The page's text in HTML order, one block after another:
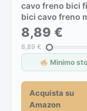
cavo freno bici
bici cavo freno
freno bicicletta
freno freni bici
bici
8,89 €
8,89 €
Minimo
Acquista su
Amazon